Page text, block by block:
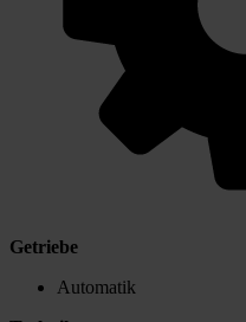
Getriebe
Automatik